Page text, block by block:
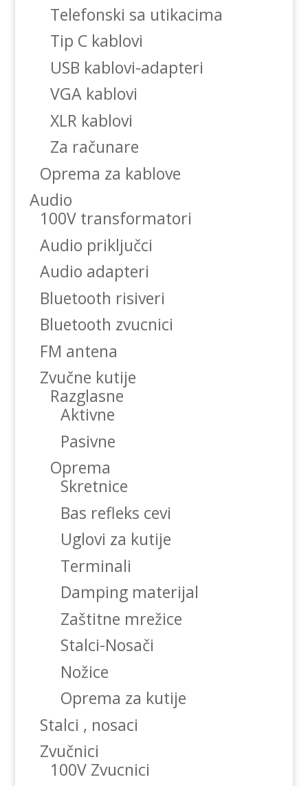
Telefonski sa utikacima
Tip C kablovi
USB kablovi-adapteri
VGA kablovi
XLR kablovi
Za računare
Oprema za kablove
Audio
100V transformatori
Audio priključci
Audio adapteri
Bluetooth risiveri
Bluetooth zvucnici
FM antena
Zvučne kutije
Razglasne
Aktivne
Pasivne
Oprema
Skretnice
Bas refleks cevi
Uglovi za kutije
Terminali
Damping materijal
Zaštitne mrežice
Stalci-Nosači
Nožice
Oprema za kutije
Stalci , nosaci
Zvučnici
100V Zvucnici